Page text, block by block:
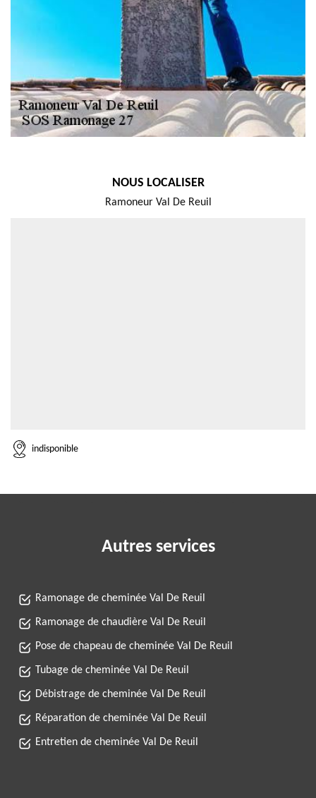
NOUS LOCALISER
Ramoneur Val De Reuil
indisponible
Autres services
Ramonage de cheminée Val De Reuil
Ramonage de chaudière Val De Reuil
Pose de chapeau de cheminée Val De Reuil
Tubage de cheminée Val De Reuil
Débistrage de cheminée Val De Reuil
Réparation de cheminée Val De Reuil
Entretien de cheminée Val De Reuil